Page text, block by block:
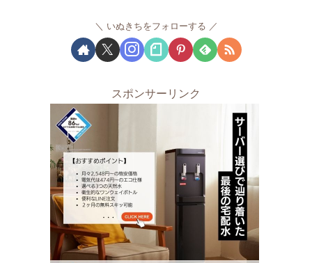
いぬきちをフォローする
スポンサーリンク